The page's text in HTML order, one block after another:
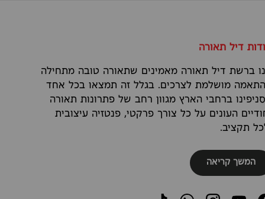
דיל תאורה
ברשת דיל תאורה מאמינים שתאורה טובה מתחילה
מושלמת לצרכים. בגלל זה תמצאו בכל אחד
ברחבי הארץ מגוון רחב של פתרונות תאורה
העונים על כל צורך פרקטי, פנטזיה עיצובית
תקציב.
המשך קריאה